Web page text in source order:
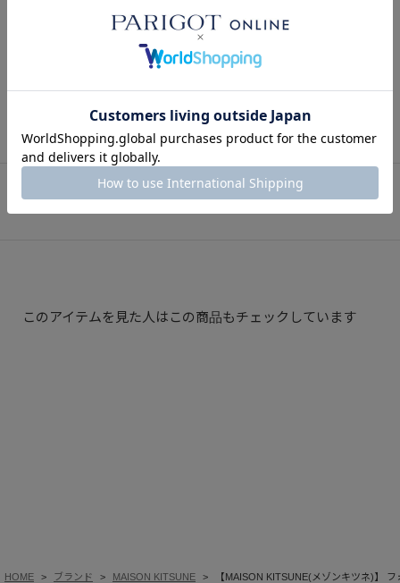
【新作紹介】MAISON KITSUNÉ(メゾンキツ
ネ) 2025AW入荷！広島でここまで揃ってるの
はパリゴだけ！
関連スナップ
このアイテムを見た人はこの商品もチェックしています
HOME ブランド MAISON KITSUNE 【MAISON KITSUNE(メゾンキツネ)】